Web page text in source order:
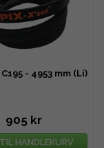
- 4953 mm (Li)
905 kr
HANDLEKURV